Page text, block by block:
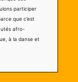
participer
que c’est
afro-
à la danse et